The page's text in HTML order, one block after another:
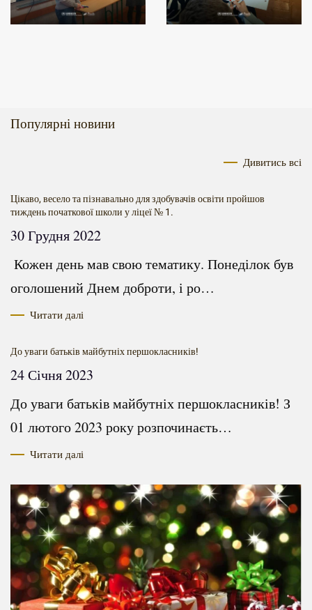
Популярні новини
Дивитись всі
Цікаво, весело та пізнавально для здобувачів освіти пройшов
тиждень початкової школи у ліцеї № 1.
30 Грудня 2022
Кожен день мав свою тематику. Понеділок був
оголошений Днем доброти, і ро…
Читати далі
До уваги батьків майбутніх першокласників!
24 Січня 2023
До уваги батьків майбутніх першокласників! З
01 лютого 2023 року розпочинаєть…
Читати далі